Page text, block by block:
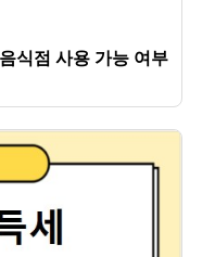
식점 사용 가능 여부